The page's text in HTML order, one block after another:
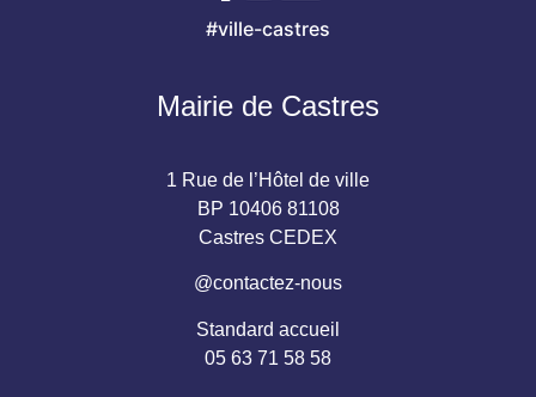
#ville-castres
Mairie de Castres
1 Rue de l’Hôtel de ville
BP 10406 81108
Castres CEDEX
@contactez-nous
Standard accueil
05 63 71 58 58